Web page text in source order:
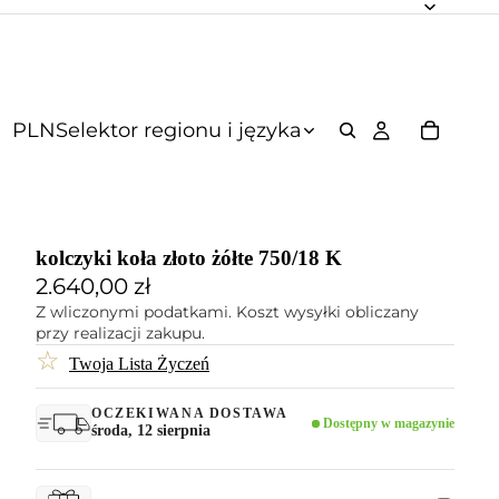
PLNSelektor regionu i języka
kolczyki koła złoto żółte 750/18 K
2.640,00 zł
Z wliczonymi podatkami. Koszt wysyłki obliczany
przy realizacji zakupu.
☆ Twoja Lista Życzeń
OCZEKIWANA DOSTAWA
środa, 12 sierpnia Dostępny w magazynie